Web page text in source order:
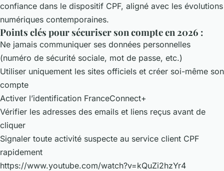
confiance dans le dispositif CPF, aligné avec les évolutions
numériques contemporaines.
Points clés pour sécuriser son compte en 2026 :
Ne jamais communiquer ses données personnelles
(numéro de sécurité sociale, mot de passe, etc.)
Utiliser uniquement les sites officiels et créer soi-même son
compte
Activer l’identification FranceConnect+
Vérifier les adresses des emails et liens reçus avant de
cliquer
Signaler toute activité suspecte au service client CPF
rapidement
https://www.youtube.com/watch?v=kQuZi2hzYr4